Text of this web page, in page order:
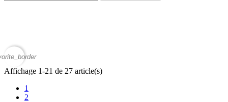
Affichage 1-21 de 27 article(s)
1
2